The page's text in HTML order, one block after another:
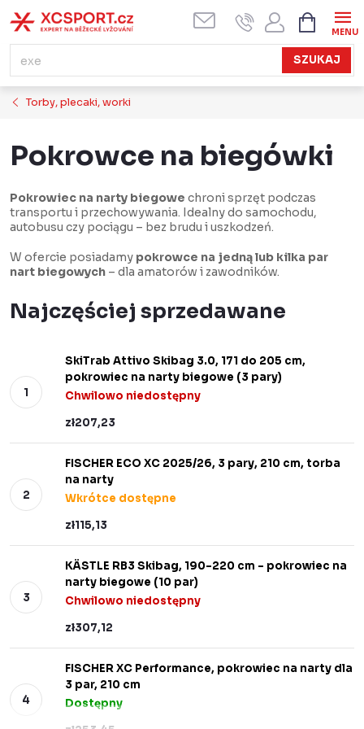
do
treści
SZUKAJ
Torby, plecaki, worki
Pokrowce na biegówki
Pokrowiec na narty biegowe chroni sprzęt podczas
transportu i przechowywania. Idealny do samochodu,
autobusu czy pociągu – bez brudu i uszkodzeń.
W ofercie posiadamy pokrowce na jedną lub kilka par
nart biegowych – dla amatorów i zawodników.
Najczęściej sprzedawane
SkiTrab Attivo Skibag 3.0, 171 do 205 cm,
pokrowiec na narty biegowe (3 pary)
Chwilowo niedostępny
zł207,23
FISCHER ECO XC 2025/26, 3 pary, 210 cm, torba
na narty
Wkrótce dostępne
zł115,13
KÄSTLE RB3 Skibag, 190–220 cm – pokrowiec na
narty biegowe (10 par)
Chwilowo niedostępny
zł307,12
FISCHER XC Performance, pokrowiec na narty dla
3 par, 210 cm
Dostępny